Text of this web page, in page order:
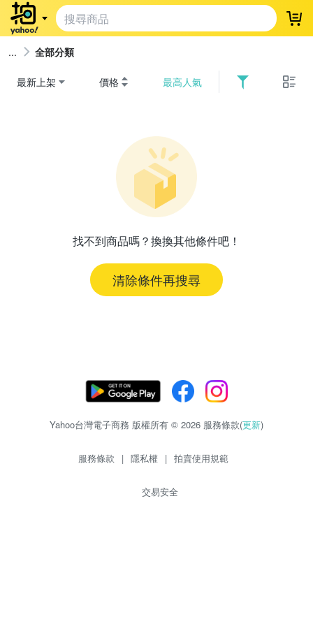
登
全部分類
最新上架 價格 最高人氣
找不到商品嗎？換換其他條件吧！
清除條件再搜尋
Yahoo台灣電子商務 版權所有 © 2026 服務條款(更新)
服務條款 | 隱私權 | 拍賣使用規範
交易安全